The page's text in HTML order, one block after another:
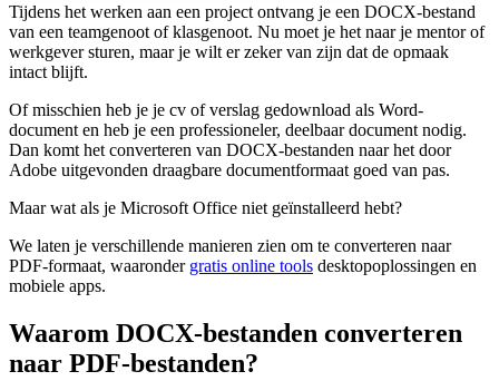
Tijdens het werken aan een project ontvang je een DOCX-bestand
van een teamgenoot of klasgenoot. Nu moet je het naar je mentor of
werkgever sturen, maar je wilt er zeker van zijn dat de opmaak
intact blijft.
Of misschien heb je je cv of verslag gedownload als Word-
document en heb je een professioneler, deelbaar document nodig.
Dan komt het converteren van DOCX-bestanden naar het door
Adobe uitgevonden draagbare documentformaat goed van pas.
Maar wat als je Microsoft Office niet geïnstalleerd hebt?
We laten je verschillende manieren zien om te converteren naar
PDF-formaat, waaronder gratis online tools desktopoplossingen en
mobiele apps.
Waarom DOCX-bestanden converteren
naar PDF-bestanden?